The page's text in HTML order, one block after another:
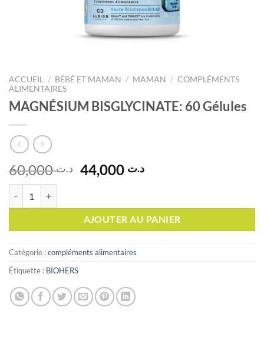
ACCUEIL / BÉBÉ ET MAMAN / MAMAN / COMPLÉMENTS
ALIMENTAIRES
MAGNÉSIUM BISGLYCINATE: 60 Gélules
د.ت60,000
Le
prix
était :
د.ت 60,000.
د.تLe
est :
AJOUTER AU PANIER
Catégorie :compléments alimentaires
Étiquette : BIOHERS